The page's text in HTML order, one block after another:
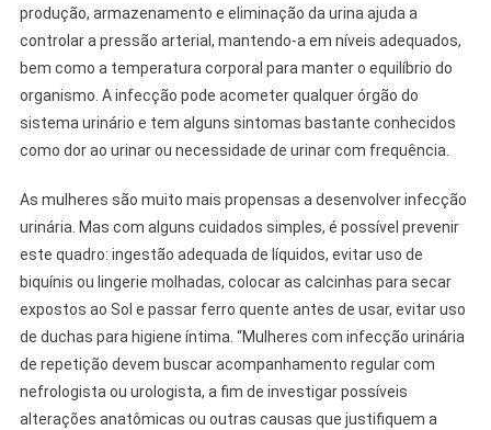
produção, armazenamento e eliminação da urina ajuda a
controlar a pressão arterial, mantendo-a em níveis adequados,
bem como a temperatura corporal para manter o equilíbrio do
organismo. A infecção pode acometer qualquer órgão do
sistema urinário e tem alguns sintomas bastante conhecidos
como dor ao urinar ou necessidade de urinar com frequência.
As mulheres são muito mais propensas a desenvolver infecção
urinária. Mas com alguns cuidados simples, é possível prevenir
este quadro: ingestão adequada de líquidos, evitar uso de
biquínis ou lingerie molhadas, colocar as calcinhas para secar
expostos ao Sol e passar ferro quente antes de usar, evitar uso
de duchas para higiene íntima. “Mulheres com infecção urinária
de repetição devem buscar acompanhamento regular com
nefrologista ou urologista, a fim de investigar possíveis
alterações anatômicas ou outras causas que justifiquem a